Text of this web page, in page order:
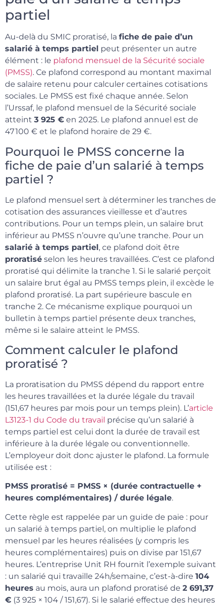
partiel
Au-delà du SMIC proratisé, la fiche de paie d’un
salarié à temps partiel peut présenter un autre
élément : le plafond mensuel de la Sécurité sociale
(PMSS). Ce plafond correspond au montant maximal
de salaire retenu pour calculer certaines cotisations
sociales. Le PMSS est fixé chaque année. Selon
l’Urssaf, le plafond mensuel de la Sécurité sociale
atteint 3 925 € en 2025. Le plafond annuel est de
47 100 € et le plafond horaire de 29 €.
Pourquoi le PMSS concerne la
fiche de paie d’un salarié à temps
partiel ?
Le plafond mensuel sert à déterminer les tranches de
cotisation des assurances vieillesse et d’autres
contributions. Pour un temps plein, un salaire brut
inférieur au PMSS n’ouvre qu’une tranche. Pour un
salarié à temps partiel, ce plafond doit être
proratisé selon les heures travaillées. C’est ce plafond
proratisé qui délimite la tranche 1. Si le salarié perçoit
un salaire brut égal au PMSS temps plein, il excède le
plafond proratisé. La part supérieure bascule en
tranche 2. Ce mécanisme explique pourquoi un
bulletin à temps partiel présente deux tranches,
même si le salaire atteint le PMSS.
Comment calculer le plafond
proratisé ?
La proratisation du PMSS dépend du rapport entre
les heures travaillées et la durée légale du travail
(151,67 heures par mois pour un temps plein). L’article
L3123-1 du Code du travail précise qu’un salarié à
temps partiel est celui dont la durée de travail est
inférieure à la durée légale ou conventionnelle.
L’employeur doit donc ajuster le plafond. La formule
utilisée est :
PMSS proratisé = PMSS × (durée contractuelle +
heures complémentaires) / durée légale.
Cette règle est rappelée par un guide de paie : pour
un salarié à temps partiel, on multiplie le plafond
mensuel par les heures réalisées (y compris les
heures complémentaires) puis on divise par 151,67
heures. L’entreprise Unit RH fournit l’exemple suivant
: un salarié qui travaille 24h/semaine, c’est-à-dire 104
heures au mois, aura un plafond proratisé de 2 691,37
€ (3 925 × 104 / 151,67). Si le salarié effectue des heures